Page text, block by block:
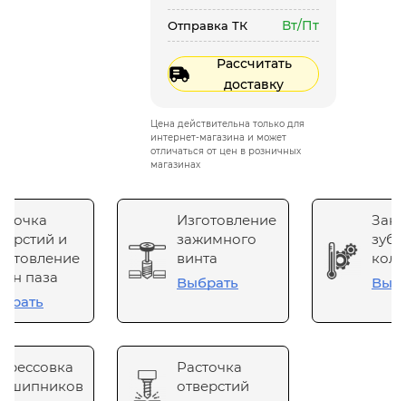
Отправка ТК Вт/Пт
Рассчитать
доставку
Цена действительна только для
интернет-магазина и может
отличаться от цен в розничных
магазинах
и
паза
Изготовление
зажимного
винта
Выбрать
Расточка
отверстий